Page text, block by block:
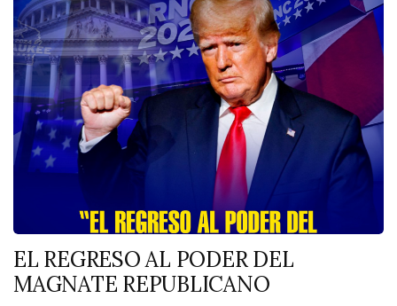
EL REGRESO AL PODER DEL
MAGNATE REPUBLICANO